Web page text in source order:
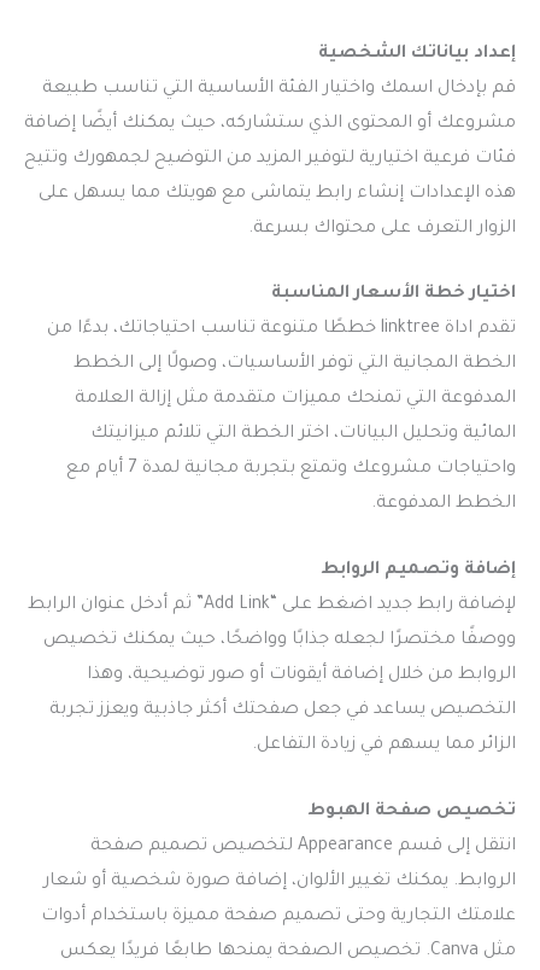
إعداد بياناتك الشخصية
قم بإدخال اسمك واختيار الفئة الأساسية التي تناسب طبيعة
مشروعك أو المحتوى الذي ستشاركه، حيث يمكنك أيضًا إضافة
فئات فرعية اختيارية لتوفير المزيد من التوضيح لجمهورك وتتيح
هذه الإعدادات إنشاء رابط يتماشى مع هويتك مما يسهل على
الزوار التعرف على محتواك بسرعة.
اختيار خطة الأسعار المناسبة
تقدم اداة linktree
خططًا متنوعة تناسب احتياجاتك، بدءًا من
الخطة المجانية التي توفر الأساسيات، وصولًا إلى الخطط
المدفوعة التي تمنحك مميزات متقدمة مثل إزالة العلامة
المائية وتحليل البيانات، اختر الخطة التي تلائم ميزانيتك
واحتياجات مشروعك وتمتع بتجربة مجانية لمدة 7 أيام مع
الخطط المدفوعة.
إضافة وتصميم الروابط
لإضافة رابط جديد اضغط على “Add Link” ثم أدخل عنوان الرابط
ووصفًا مختصرًا لجعله جذابًا وواضحًا، حيث يمكنك تخصيص
الروابط من خلال إضافة أيقونات أو صور توضيحية، وهذا
التخصيص يساعد في جعل صفحتك أكثر جاذبية ويعزز تجربة
الزائر مما يسهم في زيادة التفاعل.
تخصيص صفحة الهبوط
انتقل إلى قسم Appearance لتخصيص تصميم صفحة
الروابط. يمكنك تغيير الألوان، إضافة صورة شخصية أو شعار
علامتك التجارية وحتى تصميم صفحة مميزة باستخدام أدوات
مثل Canva. تخصيص الصفحة يمنحها طابعًا فريدًا يعكس